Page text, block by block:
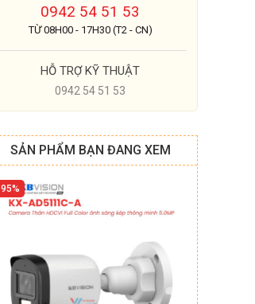
0942 54 51 53
TỪ 08H00 - 17H30 (T2 - CN)
HỖ TRỢ KỸ THUẬT
0942 54 51 53
SẢN PHẨM BẠN ĐANG XEM
95%